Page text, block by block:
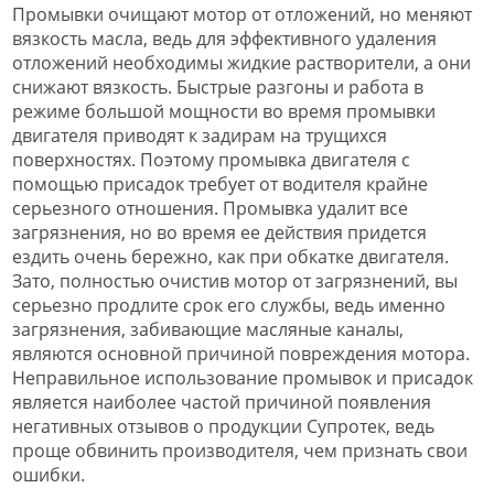
Промывки очищают мотор от отложений, но меняют
вязкость масла, ведь для эффективного удаления
отложений необходимы жидкие растворители, а они
снижают вязкость. Быстрые разгоны и работа в
режиме большой мощности во время промывки
двигателя приводят к задирам на трущихся
поверхностях. Поэтому промывка двигателя с
помощью присадок требует от водителя крайне
серьезного отношения. Промывка удалит все
загрязнения, но во время ее действия придется
ездить очень бережно, как при обкатке двигателя.
Зато, полностью очистив мотор от загрязнений, вы
серьезно продлите срок его службы, ведь именно
загрязнения, забивающие масляные каналы,
являются основной причиной повреждения мотора.
Неправильное использование промывок и присадок
является наиболее частой причиной появления
негативных отзывов о продукции Супротек, ведь
проще обвинить производителя, чем признать свои
ошибки.